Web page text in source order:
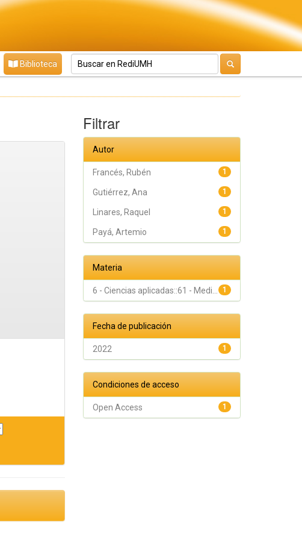
Biblioteca
Filtrar
Autor
1
Francés, Rubén
1
Gutiérrez, Ana
1
Linares, Raquel
1
Payá, Artemio
Materia
1
6 - Ciencias aplicadas::61 - Medi...
Fecha de publicación
1
2022
Condiciones de acceso
1
Open Access